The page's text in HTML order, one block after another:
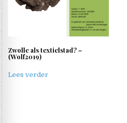
Zwolle als textielstad? –
(Wolf2019)
Lees verder